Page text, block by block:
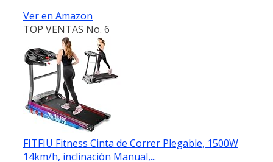
Ver en Amazon
TOP VENTAS No. 6
FITFIU Fitness Cinta de Correr Plegable, 1500W
14km/h, inclinación Manual,...